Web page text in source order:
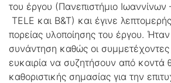
του έργου (Πανεπιστήμιο Ιωαννίνων
TELE και Β&Τ) και έγινε
πορείας υλοποίησης του έργου.
συνάντηση καθώς οι συμμετέχοντες
ευκαιρία να συζητήσουν από κοντά
καθοριστικής σημασίας για την